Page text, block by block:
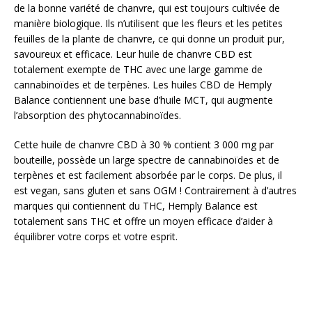
de la bonne variété de chanvre, qui est toujours cultivée de
manière biologique. Ils n’utilisent que les fleurs et les petites
feuilles de la plante de chanvre, ce qui donne un produit pur,
savoureux et efficace. Leur huile de chanvre CBD est
totalement exempte de THC avec une large gamme de
cannabinoïdes et de terpènes. Les huiles CBD de Hemply
Balance contiennent une base d’huile MCT, qui augmente
l’absorption des phytocannabinoïdes.
Cette huile de chanvre CBD à 30 % contient 3 000 mg par
bouteille, possède un large spectre de cannabinoïdes et de
terpènes et est facilement absorbée par le corps. De plus, il
est vegan, sans gluten et sans OGM ! Contrairement à d’autres
marques qui contiennent du THC, Hemply Balance est
totalement sans THC et offre un moyen efficace d’aider à
équilibrer votre corps et votre esprit.